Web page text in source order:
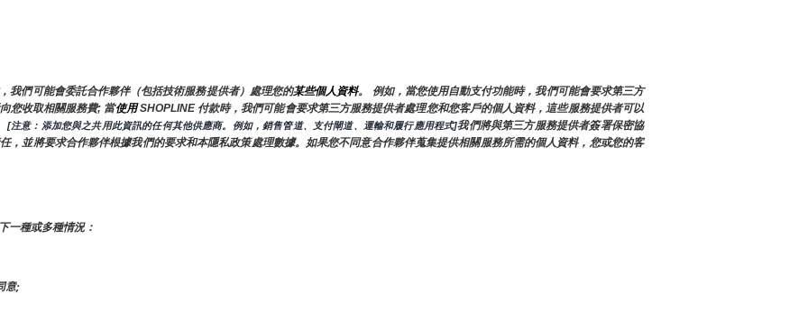
我們可能會委託合作夥伴（包括技術服務提供者）處理您的某些個人資料。 例如，當您使用自動支付功能時，我們可能會要求第三方
您收取相關服務費; 當使用 SHOPLINE 付款時，我們可能會要求第三方服務提供者處理您和您客戶的個人資料，這些服務提供者可以
[注意：添加您與之共用此資訊的任何其他供應商。例如，銷售管道、支付閘道、運輸和履行應用程式]我們將與第三方服務提供者簽署保密協
，並將要求合作夥伴根據我們的要求和本隱私政策處理數據。如果您不同意合作夥伴蒐集提供相關服務所需的個人資料，您或您的客
一種或多種情況：
意;